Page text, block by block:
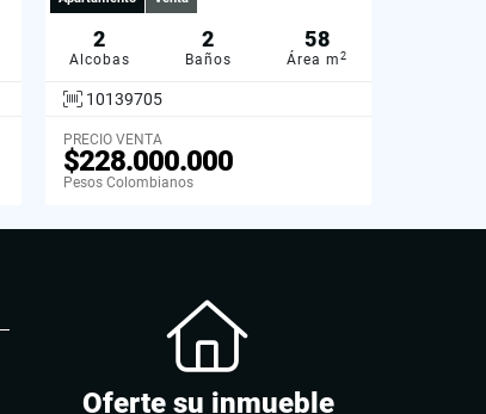
2
Alcobas
2
Baños
58
Área m 2
10139705
PRECIO VENTA
$228.000.000
Pesos Colombianos
Oferte su inmueble